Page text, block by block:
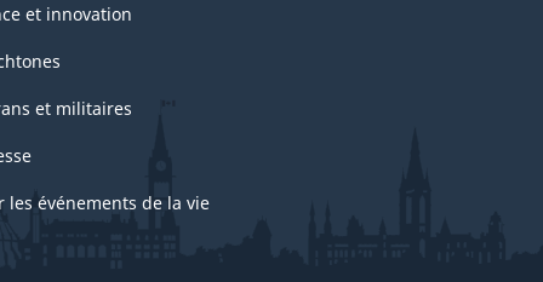
et innovation
et militaires
les événements de la vie